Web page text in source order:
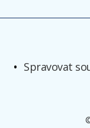
Spravovat